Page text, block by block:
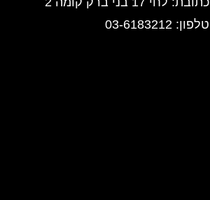
טלפון: 03-6183212